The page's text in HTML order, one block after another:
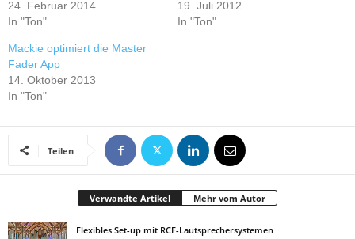
24. Februar 2014
In "Ton"
19. Juli 2012
In "Ton"
Mackie optimiert die Master
Fader App
14. Oktober 2013
In "Ton"
Teilen
Verwandte Artikel Mehr vom Autor
Flexibles Set-up mit RCF-Lautsprechersystemen